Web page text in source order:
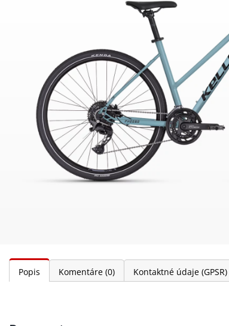
Popis Komentáre (0) Kontaktné údaje (GPSR)